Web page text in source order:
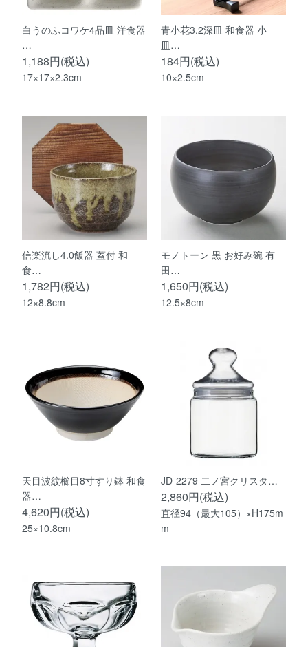
白うのふコワケ4品皿 洋食器
…
1,188円(税込)
17×17×2.3cm
青小花3.2深皿 和食器 小
皿…
184円(税込)
10×2.5cm
信楽流し4.0飯器 蓋付 和
食…
1,782円(税込)
12×8.8cm
モノトーン 黒 お好み碗 有
田…
1,650円(税込)
12.5×8cm
天目波紋櫛目8寸すり鉢 和食
器…
4,620円(税込)
25×10.8cm
JD-2279 二ノ宮クリスタ…
2,860円(税込)
直径94（最大105）×H175m
m